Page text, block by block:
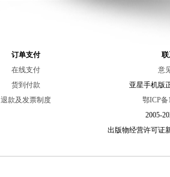
订单支付
在线支付
货到付款
退款及发票制度
联
意
亚星手机版
鄂ICP备
2005-
出版物经营许可证